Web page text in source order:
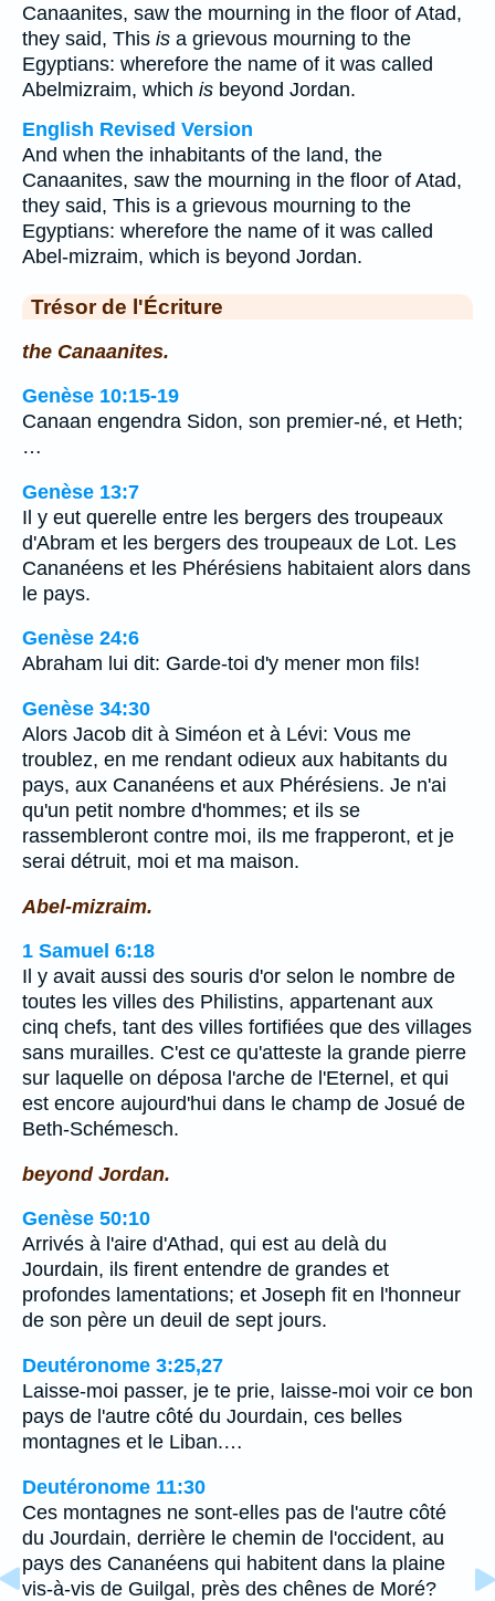
Canaanites, saw the mourning in the floor of Atad,
they said, This is a grievous mourning to the
Egyptians: wherefore the name of it was called
Abelmizraim, which is beyond Jordan.
English Revised Version
And when the inhabitants of the land, the
Canaanites, saw the mourning in the floor of Atad,
they said, This is a grievous mourning to the
Egyptians: wherefore the name of it was called
Abel-mizraim, which is beyond Jordan.
Trésor de l'Écriture
the Canaanites.
Genèse 10:15-19
Canaan engendra Sidon, son premier-né, et Heth;
…
Genèse 13:7
Il y eut querelle entre les bergers des troupeaux
d'Abram et les bergers des troupeaux de Lot. Les
Cananéens et les Phérésiens habitaient alors dans
le pays.
Genèse 24:6
Abraham lui dit: Garde-toi d'y mener mon fils!
Genèse 34:30
Alors Jacob dit à Siméon et à Lévi: Vous me
troublez, en me rendant odieux aux habitants du
pays, aux Cananéens et aux Phérésiens. Je n'ai
qu'un petit nombre d'hommes; et ils se
rassembleront contre moi, ils me frapperont, et je
serai détruit, moi et ma maison.
Abel-mizraim.
1 Samuel 6:18
Il y avait aussi des souris d'or selon le nombre de
toutes les villes des Philistins, appartenant aux
cinq chefs, tant des villes fortifiées que des villages
sans murailles. C'est ce qu'atteste la grande pierre
sur laquelle on déposa l'arche de l'Eternel, et qui
est encore aujourd'hui dans le champ de Josué de
Beth-Schémesch.
beyond Jordan.
Genèse 50:10
Arrivés à l'aire d'Athad, qui est au delà du
Jourdain, ils firent entendre de grandes et
profondes lamentations; et Joseph fit en l'honneur
de son père un deuil de sept jours.
Deutéronome 3:25,27
Laisse-moi passer, je te prie, laisse-moi voir ce bon
pays de l'autre côté du Jourdain, ces belles
montagnes et le Liban.…
Deutéronome 11:30
Ces montagnes ne sont-elles pas de l'autre côté
du Jourdain, derrière le chemin de l'occident, au
pays des Cananéens qui habitent dans la plaine
vis-à-vis de Guilgal, près des chênes de Moré?